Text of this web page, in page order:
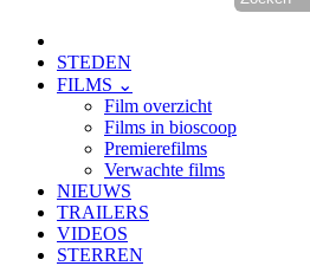
STEDEN
FILMS ⌄
Film overzicht
Films in bioscoop
Premierefilms
Verwachte films
NIEUWS
TRAILERS
VIDEOS
STERREN